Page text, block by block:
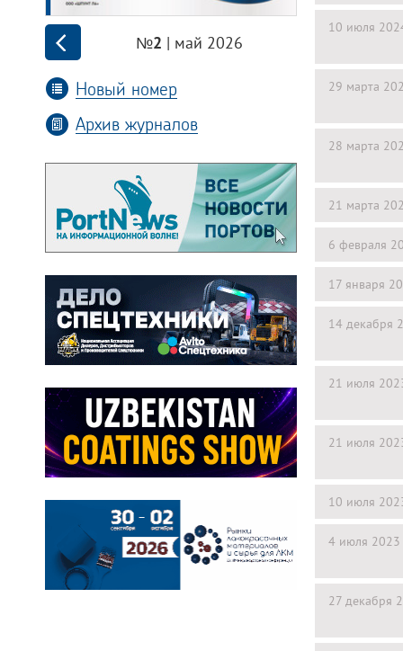
№2 | май 2026
Новый номер
Архив журналов
10 июля
29 марта
28 марта
21 марта
6 февраля
17 января
14 декабря
21 июля
21 июля
10 июля
4 июля 2023
27 декабря